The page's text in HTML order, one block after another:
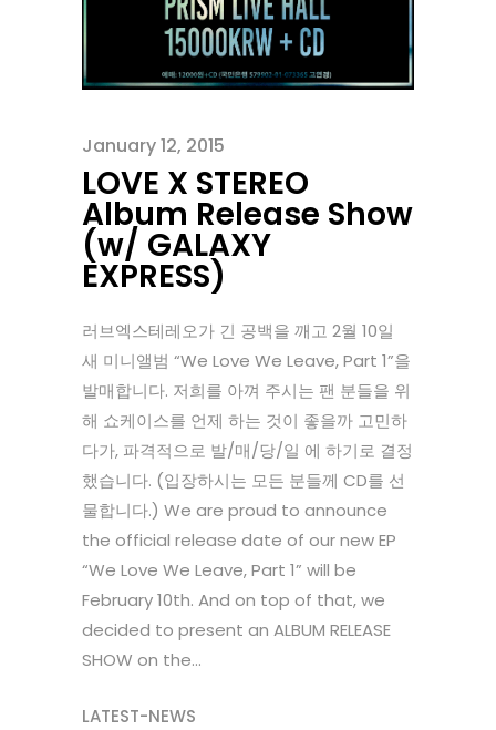
January 12, 2015
LOVE X STEREO
Album Release Show
(w/ GALAXY
EXPRESS)
러브엑스테레오가 긴 공백을 깨고 2월 10일
새 미니앨범 “We Love We Leave, Part 1”을
발매합니다. 저희를 아껴 주시는 팬 분들을 위
해 쇼케이스를 언제 하는 것이 좋을까 고민하
다가, 파격적으로 발/매/당/일 에 하기로 결정
했습니다. (입장하시는 모든 분들께 CD를 선
물합니다.) We are proud to announce
the official release date of our new EP
“We Love We Leave, Part 1” will be
February 10th. And on top of that, we
decided to present an ALBUM RELEASE
SHOW on the...
LATEST-NEWS